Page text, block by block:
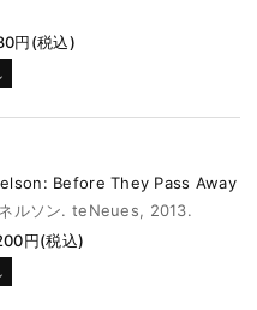
円(税込)
Before They Pass Away
ルソン. teNeues, 2013.
円(税込)